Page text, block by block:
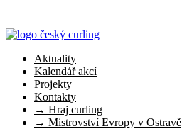
Aktuality
Kalendář akcí
Projekty
Kontakty
→ Hraj curling
→ Mistrovství Evropy v Ostravě